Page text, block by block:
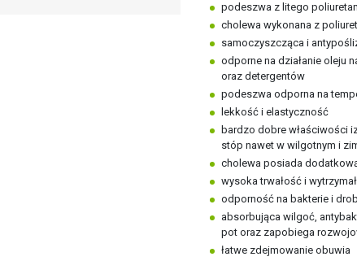
podeszwa z litego
cholewa wykonana z
samoczyszcząca i
odporne na działanie oleju
oraz detergentów
podeszwa odporna na
lekkość i elastyczność
bardzo dobre właściwości
stóp nawet w wilgotnym i
cholewa posiada
wysoka trwałość i
odporność na bakterie i
absorbująca wilgoć,
pot oraz zapobiega
łatwe zdejmowanie obuwia